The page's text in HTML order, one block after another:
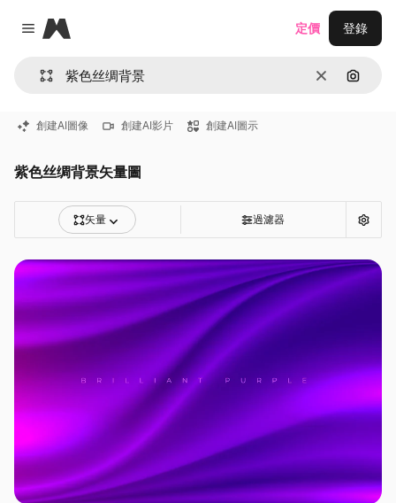
Close menu
Magnific
清除 通過圖
定價 登錄
創建AI圖像 創建AI影片 創建AI圖示
紫色丝绸背景矢量圖
矢量 過濾器